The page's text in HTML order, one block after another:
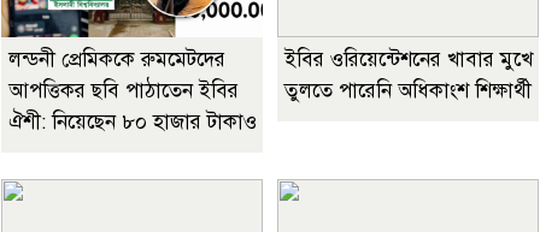
লন্ডনী প্রেমিককে রুমমেটদের
আপত্তিকর ছবি পাঠাতেন ইবির
ঐশী: নিয়েছেন ৮০ হাজার টাকাও
ইবির ওরিয়েন্টেশনের খাবার মুখে
তুলতে পারেনি অধিকাংশ শিক্ষার্থী